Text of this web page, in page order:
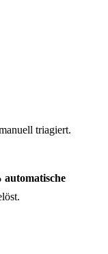
triagiert.
automatische